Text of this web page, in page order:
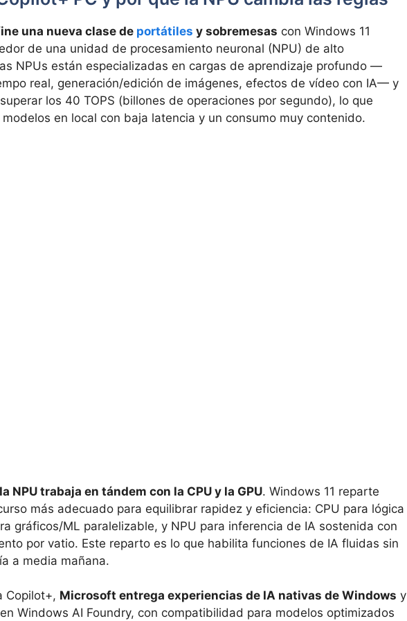
una nueva clase de portátiles y sobremesas con Windows 11
de una unidad de procesamiento neuronal (NPU) de alto
NPUs están especializadas en cargas de aprendizaje profundo —
real, generación/edición de imágenes, efectos de vídeo con IA— y
los 40 TOPS (billones de operaciones por segundo), lo que
en local con baja latencia y un consumo muy contenido.
la NPU trabaja en tándem con la CPU y la GPU. Windows 11 reparte
más adecuado para equilibrar rapidez y eficiencia: CPU para lógica
gráficos/ML paralelizable, y NPU para inferencia de IA sostenida con
por vatio. Este reparto es lo que habilita funciones de IA fluidas sin
a media mañana.
Copilot+, Microsoft entrega experiencias de IA nativas de Windows y
Windows AI Foundry, con compatibilidad para modelos optimizados